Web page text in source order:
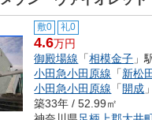
敷0 礼0
4.6万円
御殿場線 「相模金子 」
小田急小田原線 「新松田
小田急小田原線 「開成
築33年 / 52.99㎡